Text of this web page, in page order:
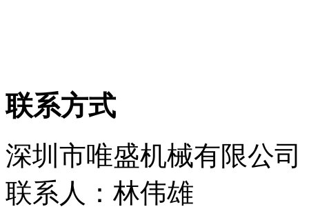
联系方式
深圳市唯盛机械有限公司
联系人：林伟雄